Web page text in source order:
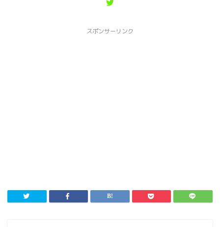
スポンサーリンク